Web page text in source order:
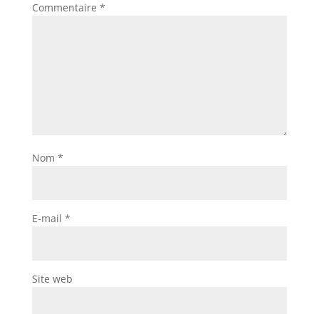
Commentaire *
Nom *
E-mail *
Site web